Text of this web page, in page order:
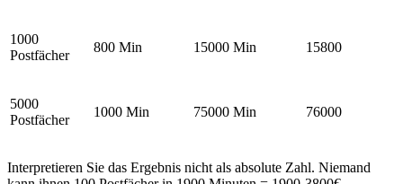
1000
Postfächer
800 Min 15000 Min 15800
5000
Postfächer
1000 Min 75000 Min 76000
Interpretieren Sie das Ergebnis nicht als absolute Zahl. Niemand